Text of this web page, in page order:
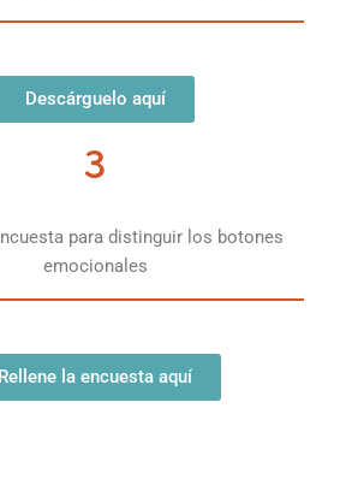
Descárguelo aquí
3
para distinguir los botones
emocionales
Rellene la encuesta aquí